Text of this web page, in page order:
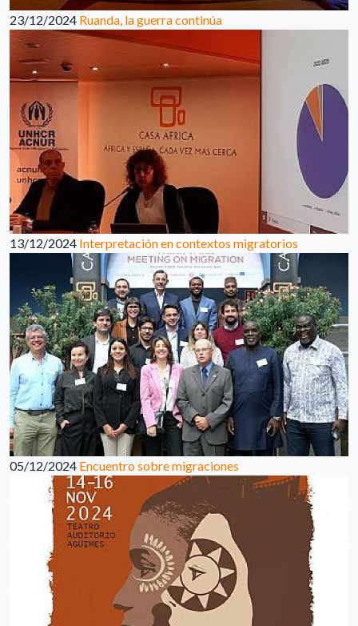
23/12/2024 Ruanda, la guerra continúa
13/12/2024 Interpretación en contextos migratorios
05/12/2024 Encuentro sobre migraciones